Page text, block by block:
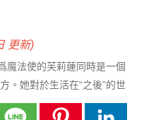
更新)
魔法使的芙莉蓮同時是一個
。她對於生活在“之後”的世
……